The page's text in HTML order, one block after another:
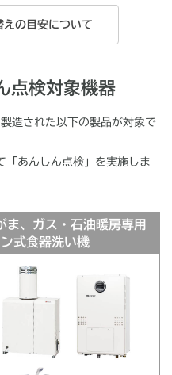
えの目安について
点検対象機器
された以下の製品が対象で
「あんしん点検」を実施しま
ま、ガス・石油暖房専用
式食器洗い機